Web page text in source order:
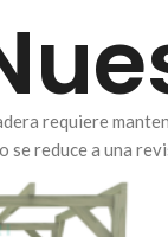
requiere
se reduce a una